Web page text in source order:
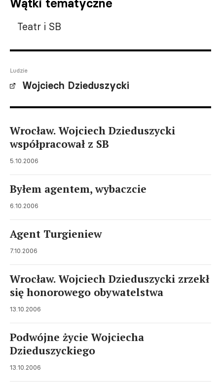
Wątki tematyczne
Teatr i SB
Ludzie
Wojciech Dzieduszycki
Wrocław. Wojciech Dzieduszycki
współpracował z SB
5.10.2006
Byłem agentem, wybaczcie
6.10.2006
Agent Turgieniew
7.10.2006
Wrocław. Wojciech Dzieduszycki zrzekł
się honorowego obywatelstwa
13.10.2006
Podwójne życie Wojciecha
Dzieduszyckiego
13.10.2006